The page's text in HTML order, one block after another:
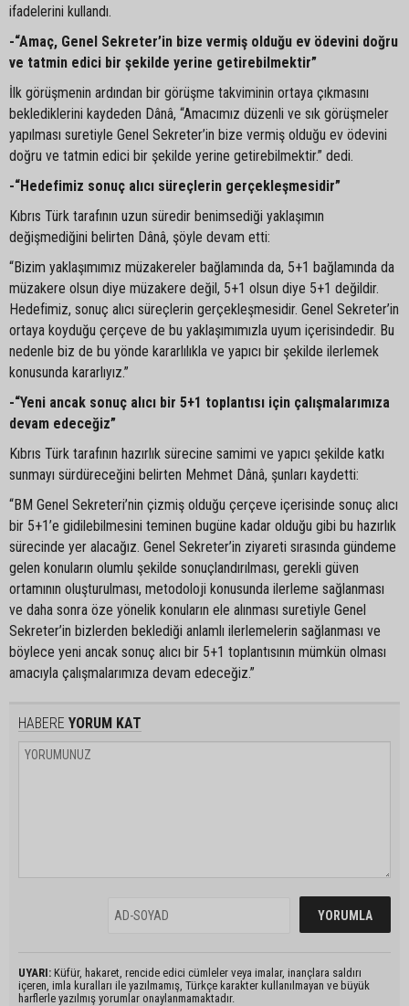
ifadelerini kullandı.
-“Amaç, Genel Sekreter’in bize vermiş olduğu ev ödevini doğru
ve tatmin edici bir şekilde yerine getirebilmektir”
İlk görüşmenin ardından bir görüşme takviminin ortaya çıkmasını
beklediklerini kaydeden Dânâ, “Amacımız düzenli ve sık görüşmeler
yapılması suretiyle Genel Sekreter’in bize vermiş olduğu ev ödevini
doğru ve tatmin edici bir şekilde yerine getirebilmektir.” dedi.
-“Hedefimiz sonuç alıcı süreçlerin gerçekleşmesidir”
Kıbrıs Türk tarafının uzun süredir benimsediği yaklaşımın
değişmediğini belirten Dânâ, şöyle devam etti:
“Bizim yaklaşımımız müzakereler bağlamında da, 5+1 bağlamında da
müzakere olsun diye müzakere değil, 5+1 olsun diye 5+1 değildir.
Hedefimiz, sonuç alıcı süreçlerin gerçekleşmesidir. Genel Sekreter’in
ortaya koyduğu çerçeve de bu yaklaşımımızla uyum içerisindedir. Bu
nedenle biz de bu yönde kararlılıkla ve yapıcı bir şekilde ilerlemek
konusunda kararlıyız.”
-“Yeni ancak sonuç alıcı bir 5+1 toplantısı için çalışmalarımıza
devam edeceğiz”
Kıbrıs Türk tarafının hazırlık sürecine samimi ve yapıcı şekilde katkı
sunmayı sürdüreceğini belirten Mehmet Dânâ, şunları kaydetti:
“BM Genel Sekreteri’nin çizmiş olduğu çerçeve içerisinde sonuç alıcı
bir 5+1’e gidilebilmesini teminen bugüne kadar olduğu gibi bu hazırlık
sürecinde yer alacağız. Genel Sekreter’in ziyareti sırasında gündeme
gelen konuların olumlu şekilde sonuçlandırılması, gerekli güven
ortamının oluşturulması, metodoloji konusunda ilerleme sağlanması
ve daha sonra öze yönelik konuların ele alınması suretiyle Genel
Sekreter’in bizlerden beklediği anlamlı ilerlemelerin sağlanması ve
böylece yeni ancak sonuç alıcı bir 5+1 toplantısının mümkün olması
amacıyla çalışmalarımıza devam edeceğiz.”
HABERE YORUM KAT
UYARI: Küfür, hakaret, rencide edici cümleler veya imalar, inançlara saldırı
içeren, imla kuralları ile yazılmamış, Türkçe karakter kullanılmayan ve büyük
harflerle yazılmış yorumlar onaylanmamaktadır.